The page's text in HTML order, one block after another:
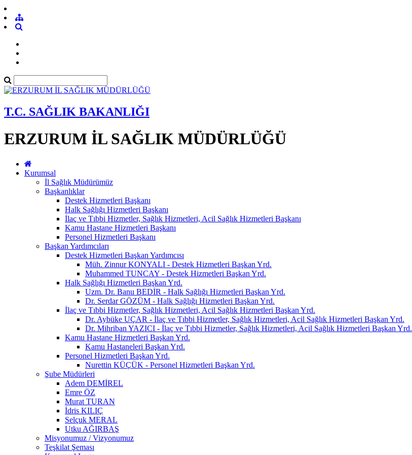
T.C. SAĞLIK BAKANLIĞI
ERZURUM İL SAĞLIK MÜDÜRLÜĞÜ
Kurumsal
İl Sağlık Müdürümüz
Başkanlıklar
Destek Hizmetleri Başkanı
Halk Sağlığı Hizmetleri Başkanı
İlaç ve Tıbbi Hizmetler, Sağlık Hizmetleri, Acil Sağlık Hizmetleri Başkanı
Kamu Hastane Hizmetleri Başkanı
Personel Hizmetleri Başkanı
Başkan Yardımcıları
Destek Hizmetleri Başkan Yardımcısı
Müh. Zinnur KONYALI - Destek Hizmetleri Başkan Yrd.
Muhammed TUNCAY - Destek Hizmetleri Başkan Yrd.
Halk Sağlığı Hizmetleri Başkan Yrd.
Uzm. Dr. Banu BEDİR - Halk Sağlığı Hizmetleri Başkan Yrd.
Dr. Serdar GÖZÜM - Halk Sağlığı Hizmetleri Başkan Yrd.
İlaç ve Tıbbi Hizmetler, Sağlık Hizmetleri, Acil Sağlık Hizmetleri Başkan Yrd.
Dr. Aybüke UÇAR - İlaç ve Tıbbi Hizmetler, Sağlık Hizmetleri, Acil Sağlık Hizmetleri Başkan Yrd.
Dr. Mihriban YAZICI - İlaç ve Tıbbi Hizmetler, Sağlık Hizmetleri, Acil Sağlık Hizmetleri Başkan Yrd.
Kamu Hastane Hizmetleri Başkan Yrd.
Kamu Hastaneleri Başkan Yrd.
Personel Hizmetleri Başkan Yrd.
Nurettin KÜÇÜK - Personel Hizmetleri Başkan Yrd.
Şube Müdürleri
Adem DEMİREL
Emre ÖZ
Murat TURAN
İdris KILIÇ
Selçuk MERAL
Utku AĞIRBAŞ
Misyonumuz / Vizyonumuz
Teşkilat Şeması